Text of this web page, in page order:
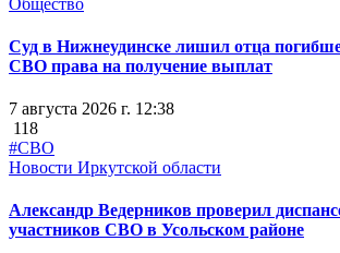
Суд в Нижнеудинске лишил отца
СВО права на получение выплат
7 августа 2026 г. 12:38
118
#СВО
Новости Иркутской области
Александр Ведерников проверил
участников СВО в Усольском районе